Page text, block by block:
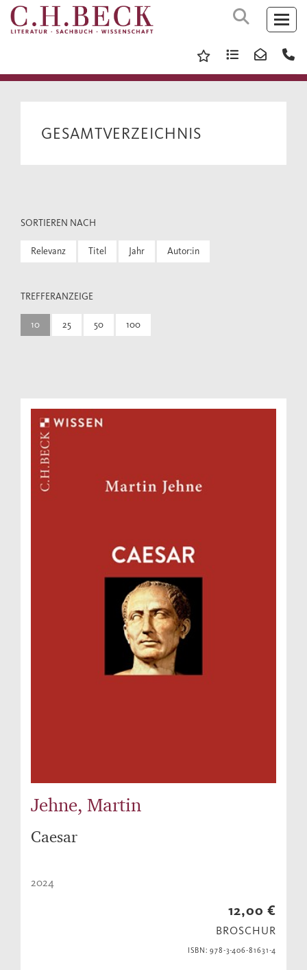
GESAMTVERZEICHNIS
SORTIEREN NACH
Relevanz Titel Jahr Autor:in
TREFFERANZEIGE
10 25 50 100
Jehne, Martin
Caesar
2024
12,00 €
BROSCHUR
ISBN: 978-3-406-81631-4